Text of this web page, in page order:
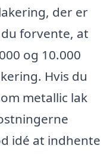
der er
forvente, at
og 10.000
Hvis du
metallic lak
idé at indhente